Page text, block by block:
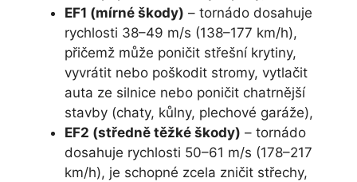
EF1 (mírné škody) – tornádo dosahuje
rychlosti 38–49 m/s (138–177 km/h),
přičemž může poničit střešní krytiny,
vyvrátit nebo poškodit stromy, vytlačit
auta ze silnice nebo poničit chatrnější
stavby (chaty, kůlny, plechové garáže),
EF2 (středně těžké škody) – tornádo
dosahuje rychlosti 50–61 m/s (178–217
km/h), je schopné zcela zničit střechy,